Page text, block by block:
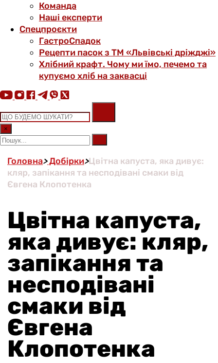
Команда
Наші експерти
Спецпроєкти
ГастроСпадок
Рецепти пасок з ТМ «Львівські дріжджі»
Хлібний крафт. Чому ми їмо, печемо та
купуємо хліб на заквасці
×
Головна>Добірки>Цвітна капуста, яка дивує:
кляр, запікання та несподівані смаки від
Євгена Клопотенка
Цвітна капуста,
яка дивує: кляр,
запікання та
несподівані
смаки від
Євгена
Клопотенка